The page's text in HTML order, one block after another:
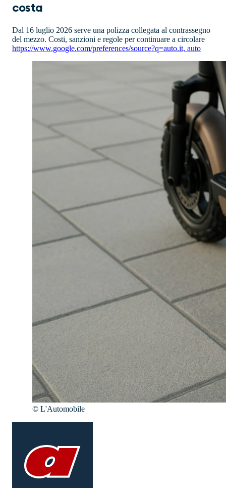
costa
Dal 16 luglio 2026 serve una polizza collegata al contrassegno
del mezzo. Costi, sanzioni e regole per continuare a circolare
https://www.google.com/preferences/source?q=auto.it, auto
© L'Automobile